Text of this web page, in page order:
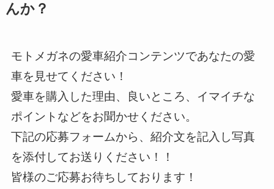
んか？
モトメガネの愛車紹介コンテンツであなたの愛
車を見せてください！
愛車を購入した理由、良いところ、イマイチな
ポイントなどをお聞かせください。
下記の応募フォームから、紹介文を記入し写真
を添付してお送りください！！
皆様のご応募お待ちしております！